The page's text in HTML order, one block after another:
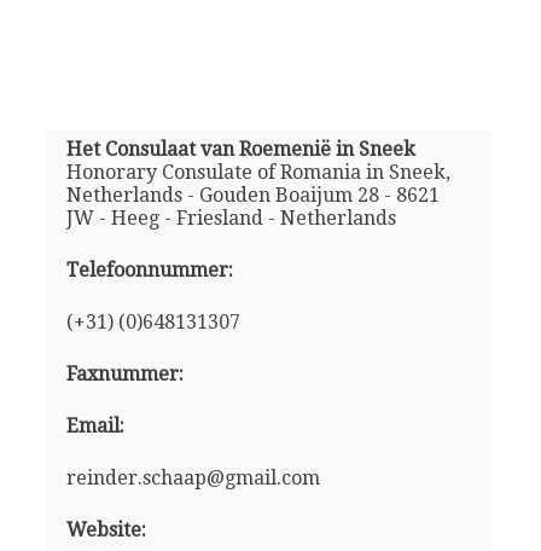
Het Consulaat van Roemenië in Sneek
Honorary Consulate of Romania in Sneek,
Netherlands - Gouden Boaijum 28 - 8621
JW - Heeg - Friesland - Netherlands
Telefoonnummer:
(+31) (0)648131307
Faxnummer:
Email:
reinder.schaap@gmail.com
Website: